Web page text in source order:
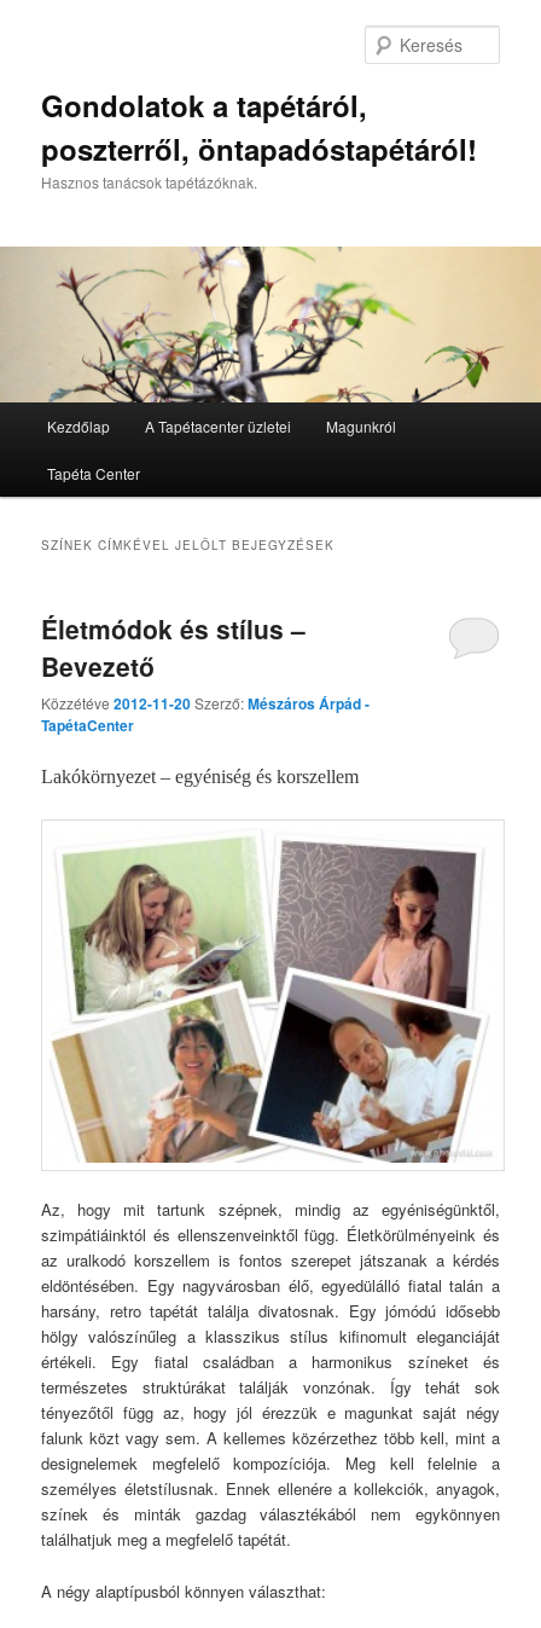
Gondolatok a tapétáról,
poszterről, öntapadóstapétáról!
Hasznos tanácsok tapétázóknak.
Tovább az elsődleges tartalomra
Tovább a másodlagos tartalomra
Kezdőlap A Tapétacenter üzletei Magunkról
Tapéta Center
SZÍNEK CÍMKÉVEL JELÖLT BEJEGYZÉSEK
Életmódok és stílus –
Bevezető
Közzétéve2012-11-20Szerző:Mészáros Árpád -
TapétaCenter
Lakókörnyezet – egyéniség és korszellem
Az, hogy mit tartunk szépnek, mindig az egyéniségünktől,
szimpátiáinktól és ellenszenveinktől függ. Életkörülményeink és
az uralkodó korszellem is fontos szerepet játszanak a kérdés
eldöntésében. Egy nagyvárosban élő, egyedülálló fiatal talán a
harsány, retro tapétát találja divatosnak. Egy jómódú idősebb
hölgy valószínűleg a klasszikus stílus kifinomult eleganciáját
értékeli. Egy fiatal családban a harmonikus színeket és
természetes struktúrákat találják vonzónak. Így tehát sok
tényezőtől függ az, hogy jól érezzük e magunkat saját négy
falunk közt vagy sem. A kellemes közérzethez több kell, mint a
designelemek megfelelő kompozíciója. Meg kell felelnie a
személyes életstílusnak. Ennek ellenére a kollekciók, anyagok,
színek és minták gazdag választékából nem egykönnyen
találhatjuk meg a megfelelő tapétát.
A négy alaptípusból könnyen választhat: